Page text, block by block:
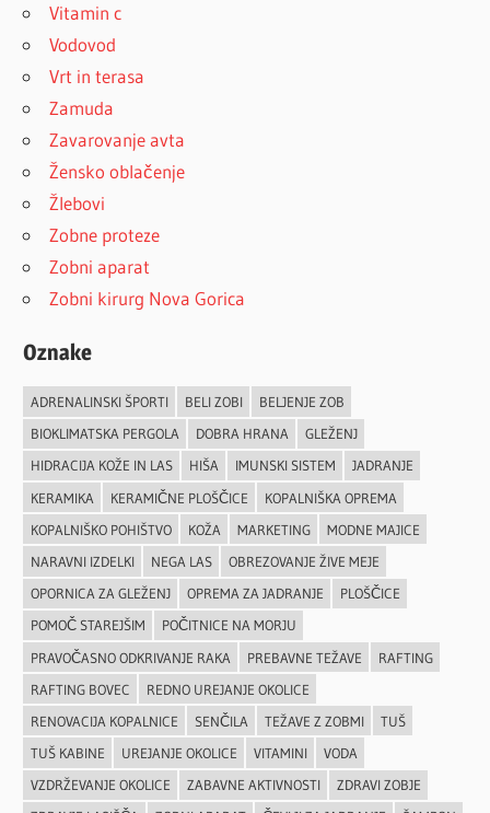
Vitamin c
Vodovod
Vrt in terasa
Zamuda
Zavarovanje avta
Žensko oblačenje
Žlebovi
Zobne proteze
Zobni aparat
Zobni kirurg Nova Gorica
Oznake
ADRENALINSKI ŠPORTI BELI ZOBI
BELJENJE ZOB
BIOKLIMATSKA PERGOLA
DOBRA HRANA
GLEŽENJ
HIDRACIJA KOŽE IN LAS
HIŠA IMUNSKI SISTEM
JADRANJE
KERAMIKA
KERAMIČNE PLOŠČICE
KOPALNIŠKA OPREMA
KOPALNIŠKO POHIŠTVO
KOŽA MARKETING
MODNE MAJICE
NARAVNI IZDELKI
NEGA LAS
OBREZOVANJE ŽIVE MEJE
OPORNICA ZA GLEŽENJ
OPREMA ZA JADRANJE
PLOŠČICE
POMOČ STAREJŠIM
POČITNICE NA MORJU
PRAVOČASNO ODKRIVANJE RAKA
PREBAVNE TEŽAVE
RAFTING
RAFTING BOVEC
REDNO UREJANJE OKOLICE
RENOVACIJA KOPALNICE
SENČILA TEŽAVE Z ZOBMI
TUŠ
TUŠ KABINE
UREJANJE OKOLICE VITAMINI
VODA
VZDRŽEVANJE OKOLICE
ZABAVNE AKTIVNOSTI
ZDRAVI ZOBJE